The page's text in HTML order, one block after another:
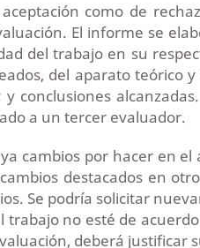
como de
El informe se
del trabajo en su
del aparato teórico
conclusiones
a un tercer evaluador.
cambios por hacer en
destacados en
Se podría solicitar
trabajo no esté de
deberá